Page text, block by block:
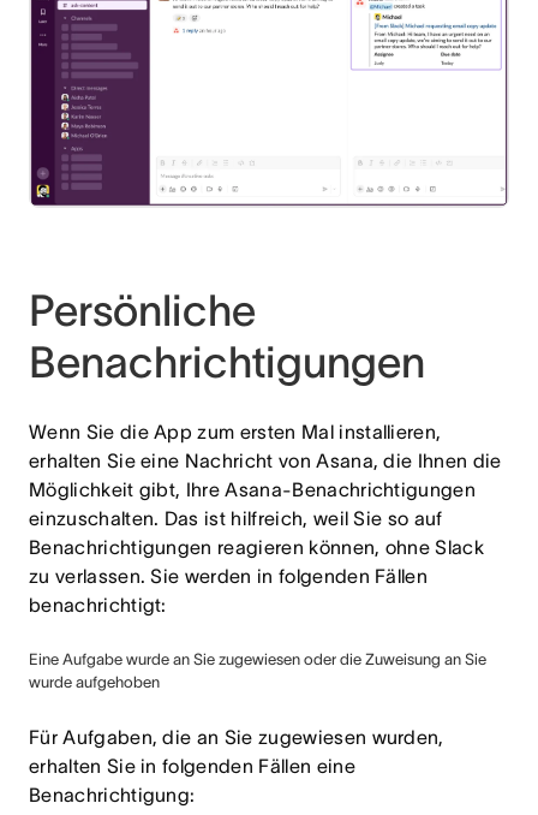
Persönliche
Benachrichtigungen
Wenn Sie die App zum ersten Mal installieren,
erhalten Sie eine Nachricht von Asana, die Ihnen die
Möglichkeit gibt, Ihre Asana-Benachrichtigungen
einzuschalten. Das ist hilfreich, weil Sie so auf
Benachrichtigungen reagieren können, ohne Slack
zu verlassen. Sie werden in folgenden Fällen
benachrichtigt:
Eine Aufgabe wurde an Sie zugewiesen oder die Zuweisung an Sie
wurde aufgehoben
Für Aufgaben, die an Sie zugewiesen wurden,
erhalten Sie in folgenden Fällen eine
Benachrichtigung: